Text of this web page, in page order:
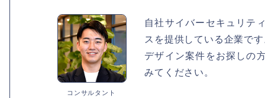
コンサルタント
自社サイバーセキュリテ
スを提供している企業で
デザイン案件をお探しの
みてください。